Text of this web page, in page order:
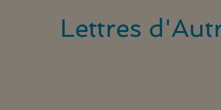
Lettres